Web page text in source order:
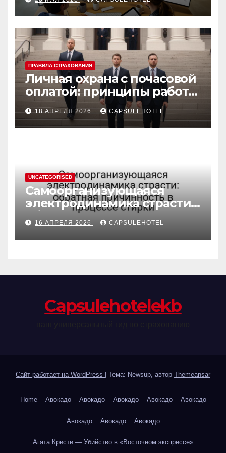
атрибуции
ПРАВИЛА СТРАХОВАНИЯ
Личная охрана с почасовой
оплатой: принципы работы
и правовые аспекты
18 АПРЕЛЯ 2026 CAPSULEHOTEL
UNCATEGORISED
Самоорганизующаяся
электродинамика страсти:
обратная причинность в
процессе стирки
16 АПРЕЛЯ 2026 CAPSULEHOTEL
Сapsulehotelekb
Сайт работает на WordPress Тема: Newsup, автор Themeansar
Home Авокадо Авокадо Авокадо Авокадо Авокадо
Авокадо Авокадо Авокадо
Агата Кристи — Убийство в «Восточном экспрессе»